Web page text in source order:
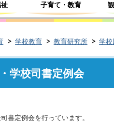
子育て・教育
学校教育 教育研究所 学校
学校司書定例会
書定例会を行っています。